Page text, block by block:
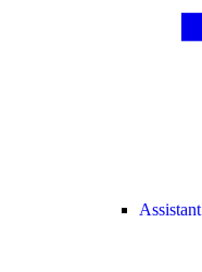
Assistant